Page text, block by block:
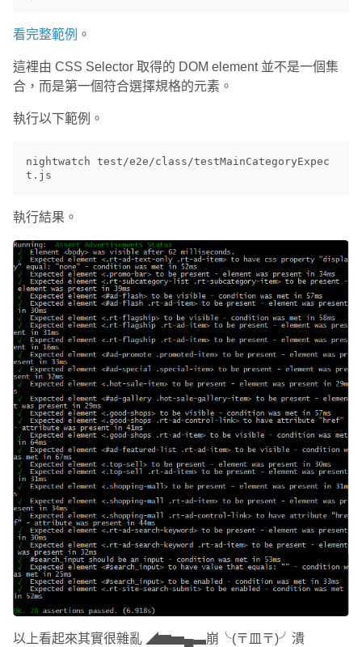
看完整範例 。
這裡由 CSS Selector 取得的 DOM element 並不是一個集
合，而是第一個符合選擇規格的元素。
執行以下範例。
nightwatch test/e2e/class/testMainCategoryExpec
執行結果。
以上看起來其實很雜亂 ◢▆▅▄▃崩╰(〒皿〒)╯潰